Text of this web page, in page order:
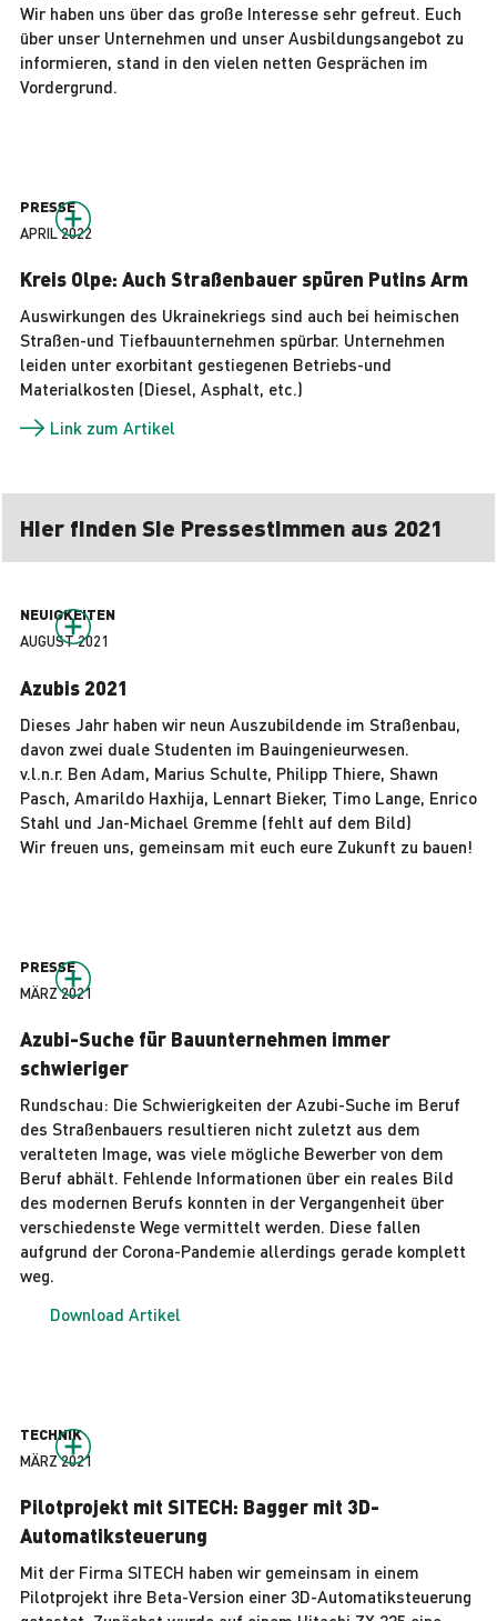
Wir haben uns über das große Interesse sehr gefreut. Euch
über unser Unternehmen und unser Ausbildungsangebot zu
informieren, stand in den vielen netten Gesprächen im
Vordergrund.
PRESSE
APRIL 2022
Kreis Olpe: Auch Straßenbauer spüren Putins Arm
Auswirkungen des Ukrainekriegs sind auch bei heimischen
Straßen-und Tiefbauunternehmen spürbar. Unternehmen
leiden unter exorbitant gestiegenen Betriebs-und
Materialkosten (Diesel, Asphalt, etc.)
Link zum Artikel
Hier finden Sie Pressestimmen aus 2021
NEUIGKEITEN
AUGUST 2021
Azubis 2021
Dieses Jahr haben wir neun Auszubildende im Straßenbau,
davon zwei duale Studenten im Bauingenieurwesen.
v.l.n.r. Ben Adam, Marius Schulte, Philipp Thiere, Shawn
Pasch, Amarildo Haxhija, Lennart Bieker, Timo Lange, Enrico
Stahl und Jan-Michael Gremme (fehlt auf dem Bild)
Wir freuen uns, gemeinsam mit euch eure Zukunft zu bauen!
PRESSE
MÄRZ 2021
Azubi-Suche für Bauunternehmen immer
schwieriger
Rundschau: Die Schwierigkeiten der Azubi-Suche im Beruf
des Straßenbauers resultieren nicht zuletzt aus dem
veralteten Image, was viele mögliche Bewerber von dem
Beruf abhält. Fehlende Informationen über ein reales Bild
des modernen Berufs konnten in der Vergangenheit über
verschiedenste Wege vermittelt werden. Diese fallen
aufgrund der Corona-Pandemie allerdings gerade komplett
weg.
Download Artikel
TECHNIK
MÄRZ 2021
Pilotprojekt mit SITECH: Bagger mit 3D-
Automatiksteuerung
Mit der Firma SITECH haben wir gemeinsam in einem
Pilotprojekt ihre Beta-Version einer 3D-Automatiksteuerung